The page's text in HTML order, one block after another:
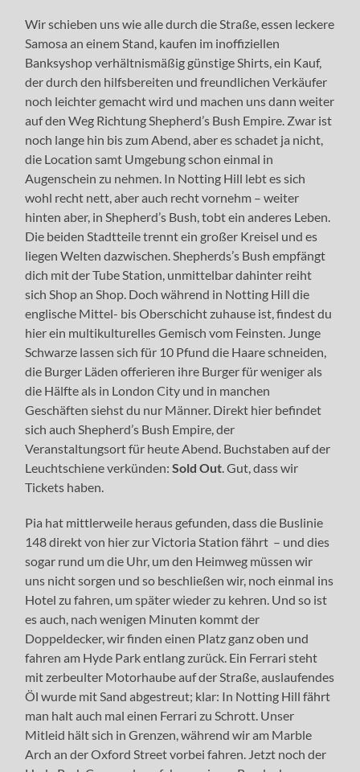
Wir schieben uns wie alle durch die Straße, essen leckere
Samosa an einem Stand, kaufen im inoffiziellen
Banksyshop verhältnismäßig günstige Shirts, ein Kauf,
der durch den hilfsbereiten und freundlichen Verkäufer
noch leichter gemacht wird und machen uns dann weiter
auf den Weg Richtung Shepherd’s Bush Empire. Zwar ist
noch lange hin bis zum Abend, aber es schadet ja nicht,
die Location samt Umgebung schon einmal in
Augenschein zu nehmen. In Notting Hill lebt es sich
wohl recht nett, aber auch recht vornehm – weiter
hinten aber, in Shepherd’s Bush, tobt ein anderes Leben.
Die beiden Stadtteile trennt ein großer Kreisel und es
liegen Welten dazwischen. Shepherds’s Bush empfängt
dich mit der Tube Station, unmittelbar dahinter reiht
sich Shop an Shop. Doch während in Notting Hill die
englische Mittel- bis Oberschicht zuhause ist, findest du
hier ein multikulturelles Gemisch vom Feinsten. Junge
Schwarze lassen sich für 10 Pfund die Haare schneiden,
die Burger Läden offerieren ihre Burger für weniger als
die Hälfte als in London City und in manchen
Geschäften siehst du nur Männer. Direkt hier befindet
sich auch Shepherd’s Bush Empire, der
Veranstaltungsort für heute Abend. Buchstaben auf der
Leuchtschiene verkünden:Sold Out. Gut, dass wir
Tickets haben.
Pia hat mittlerweile heraus gefunden, dass die Buslinie
148 direkt von hier zur Victoria Station fährt – und dies
sogar rund um die Uhr, um den Heimweg müssen wir
uns nicht sorgen und so beschließen wir, noch einmal ins
Hotel zu fahren, um später wieder zu kehren. Und so ist
es auch, nach wenigen Minuten kommt der
Doppeldecker, wir finden einen Platz ganz oben und
fahren am Hyde Park entlang zurück. Ein Ferrari steht
mit zerbeulter Motorhaube auf der Straße, auslaufendes
Öl wurde mit Sand abgestreut; klar: In Notting Hill fährt
man halt auch mal einen Ferrari zu Schrott. Unser
Mitleid hält sich in Grenzen, während wir am Marble
Arch an der Oxford Street vorbei fahren. Jetzt noch der